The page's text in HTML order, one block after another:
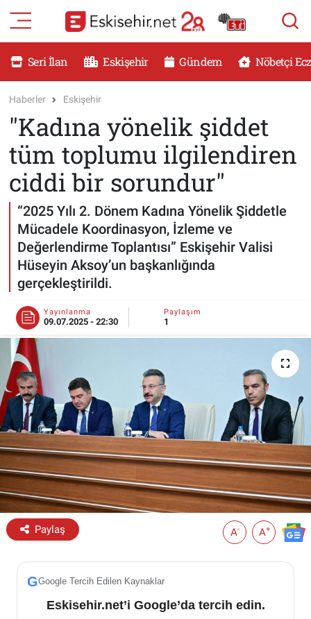
Seri İlan Eskişehir Gündem Nöbetçi
Haberler Eskişehir
"Kadına yönelik şiddet
tüm toplumu ilgilendiren
ciddi bir sorundur"
“2025 Yılı 2. Dönem Kadına Yönelik Şiddetle
Mücadele Koordinasyon, İzleme ve
Değerlendirme Toplantısı” Eskişehir Valisi
Hüseyin Aksoy’un başkanlığında
gerçekleştirildi.
Yayınlanma
09.07.2025 - 22:30
Paylaşım
1
Paylaş A- A+
GGoogle Tercih Edilen Kaynaklar
Eskisehir.net’i Google’da tercih edin.
RESMİ İLANLAR
DÜNYA
SAĞLIK
MAGAZİN
KADIN
TEKNOLOJİ
ESKİŞEHİR NÖBETÇİ ECZANELER
Eskişehir Haber İçerikleri
Eskişehir Hava Durumu
Eskişehir Tramvay Saatleri
Eskişehir Otobüs Saatleri
Eskişehir Nöbetçi Eczaneler
Eskişehir Namaz Vakitleri
Eskişehir Trafik Yoğunluk Haritası
Süper Lig Puan Durumu ve Fikstür
Tüm Manşetler
Son Dakika Haberleri